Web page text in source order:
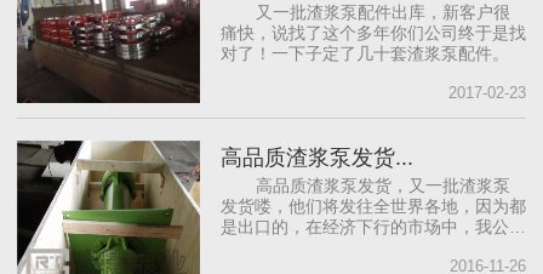
又一批渣浆泵配件出库，新客户很
痛快，说找了这个多年你们公司终于是找
对了！一下子定了几十套渣浆泵配件。
2017-02-23
高品质渣浆泵发货...
高品质渣浆泵发货，又一批渣浆泵
发货喽，他们将发往全世界各地，因为都
是出口的，在经济下行的市场中，我公司
2016-11-26